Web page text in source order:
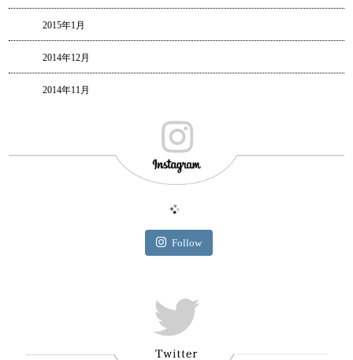
2015年1月
2014年12月
2014年11月
Follow